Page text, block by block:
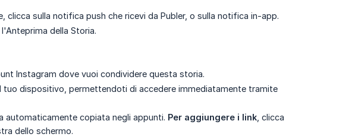
sulla notifica push che ricevi da Publer, o sulla notifica in-app.
della Storia.
Instagram dove vuoi condividere questa storia.
tuo dispositivo, permettendoti di accedere immediatamente tramite
automaticamente copiata negli appunti. Per aggiungere i link , clicca
dello schermo.